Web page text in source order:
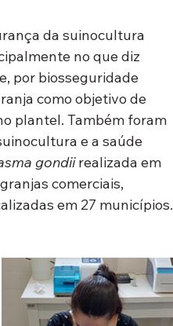
da suinocultura
no que diz
por biosseguridade
como objetivo de
plantel. Também foram
e a saúde
gondii realizada em
comerciais,
em 27 municípios.